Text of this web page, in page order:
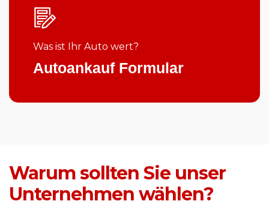
Was ist Ihr Auto wert?
Autoankauf Formular
Warum sollten Sie unser
Unternehmen wählen?